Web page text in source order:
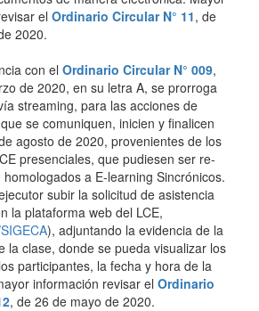
el Ordinario Circular N° 11, de
2020.
con el Ordinario Circular N° 009,
de 2020, en su letra A, se prorroga
streaming, para las acciones de
se comuniquen, inicien y finalicen
agosto de 2020, provenientes de los
presenciales, que pudiesen ser re-
a E-learning Sincrónicos.
subir la solicitud de asistencia
la plataforma web del LCE,
), adjuntando la evidencia de la
la clase, donde se pueda visualizar los
participantes, la fecha y hora de la
información revisar el Ordinario
, de 26 de mayo de 2020.